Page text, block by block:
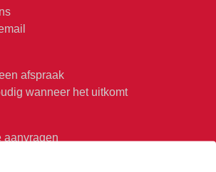
afspraak
wanneer het uitkomt
aanvragen